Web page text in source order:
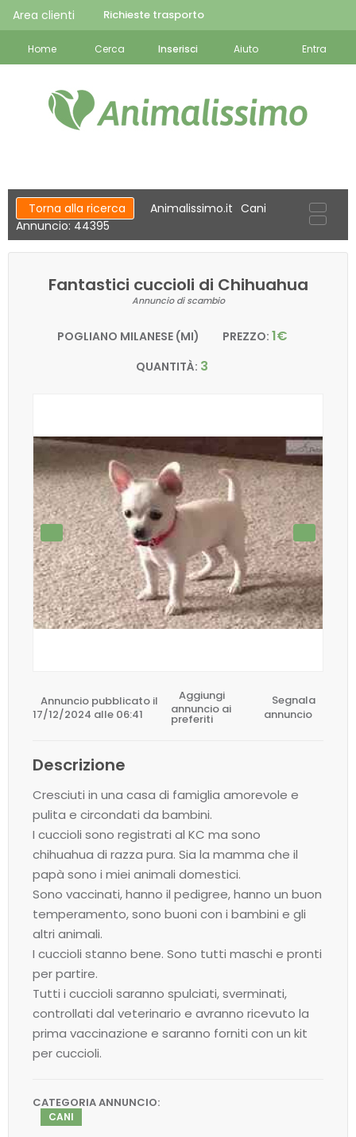
Area clienti Richieste trasporto
Home Cerca Inserisci Aiuto Entra
Torna alla ricerca Animalissimo.it Cani
Annuncio: 44395
Fantastici cuccioli di Chihuahua
Annuncio di scambio
POGLIANO MILANESE (MI) PREZZO: 1€
QUANTITÀ: 3
Annuncio pubblicato il
17/12/2024 alle 06:41
Aggiungi
annuncio ai
preferiti
Segnala
annuncio
Descrizione
Cresciuti in una casa di famiglia amorevole e
pulita e circondati da bambini.
I cuccioli sono registrati al KC ma sono
chihuahua di razza pura. Sia la mamma che il
papà sono i miei animali domestici.
Sono vaccinati, hanno il pedigree, hanno un buon
temperamento, sono buoni con i bambini e gli
altri animali.
I cuccioli stanno bene. Sono tutti maschi e pronti
per partire.
Tutti i cuccioli saranno spulciati, sverminati,
controllati dal veterinario e avranno ricevuto la
prima vaccinazione e saranno forniti con un kit
per cuccioli.
CATEGORIA ANNUNCIO:
CANI